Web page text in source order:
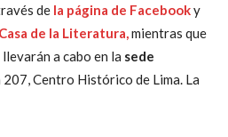
de la página de Facebooky
de la Literatura,mientras que
a cabo en la sede
207, Centro Histórico de Lima. La